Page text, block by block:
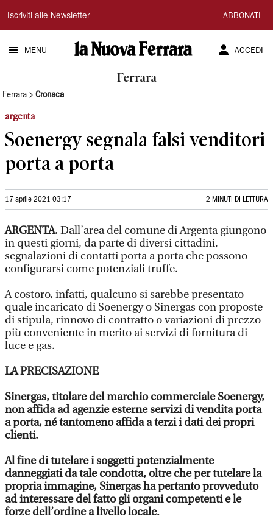
La
Nuova
Ferrara
Iscriviti alle Newsletter ABBONATI
MENU ACCEDI
Ferrara
Ferrara Cronaca
argenta
Soenergy segnala falsi venditori
porta a porta
17 aprile 2021 03:17 2 MINUTI DI LETTURA
ARGENTA.Dall’area del comune di Argenta giungono
in questi giorni, da parte di diversi cittadini,
segnalazioni di contatti porta a porta che possono
configurarsi come potenziali truffe.
A costoro, infatti, qualcuno si sarebbe presentato
quale incaricato di Soenergy o Sinergas con proposte
di stipula, rinnovo di contratto o variazioni di prezzo
più conveniente in merito ai servizi di fornitura di
luce e gas.
LA PRECISAZIONE
Sinergas, titolare del marchio commerciale Soenergy,
non affida ad agenzie esterne servizi di vendita porta
a porta, né tantomeno affida a terzi i dati dei propri
clienti.
Al fine di tutelare i soggetti potenzialmente
danneggiati da tale condotta, oltre che per tutelare la
propria immagine, Sinergas ha pertanto provveduto
ad interessare del fatto gli organi competenti e le
forze dell’ordine a livello locale.